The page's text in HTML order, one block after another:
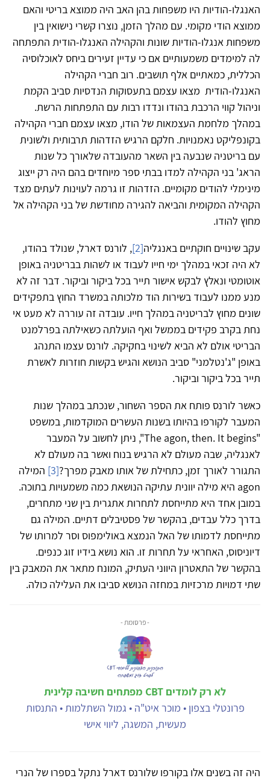
האנגלו-הודיות היו משפחות בהן האב היה ממוצא בריטי והאם
ממוצא הודי מקומי. עם מהלך הזמן, נוצרו קשרי נישואין בין
משפחות אנגלו-הודיות שונות והקהילה האנגלו-הודית התפתחה
לה למימדים משמעותיים אם כי עדיין זעירים ביחס לאוכלוסיה
הכללית, כמאתיים אלף תושבים. רוב חברי הקהילה
האנגלו-הודית מצאו עצמם בתעסוקות הנדסיות סביב הקמת
וניהול קווי הרכבת בהודו ונדדו רבות עם התפתחות הרשת.
במהלך מלחמת העצמאות של הודו, מצאו עצמם חברי הקהילה
בקונפליקט נאמנויות. חלקם הרגיש הזדהות תרבותית ולשונית
עם בריטניה שנבעה בין השאר מהעובדה שלאורך כל שנות
הראג' בני הקהילה למדו בבתי ספר מיוחדים בהם היה רק ייצוג
מינימלי להודים מקומיים. הזדהות זו גרמה לעוינות לעתים מצד
הקהילה המקומית והביאה להגירה מחודשת של בני הקהילה אל
מחוץ להודו.
עקב שינויים חוקתיים באנגליה[2]
, לורנס דארל, שנולד בהודו,
לא היה זכאי במהלך ימי חייו לעבוד או לשהות בבריטניה באופן
אוטומטי ונאלץ לבקש אישור תייר בכל ביקור וביקור. דבר זה לא
מנע ממנו לעבוד בשירות הוד מלכותה במשרד החוץ בתפקידים
שונים מחוץ לבריטניה במהלך חייו. עובדה זה עוררה לא מעט אי
נחת בקרב פקידים בממשל ואף הועלתה כשאילתה בפרלמנט
הבריטי אולם לא הביא לשינוי בחקיקה. לורנס עצמו התנהג
באופן "ג'נטלמני" סביב הנושא והגיש בקשות חוזרות לאשרת
תייר בכל ביקור וביקור.
כאשר לורנס פותח את הספר השחור, שנכתב במהלך שנות
המעבר לקורפו בהיותו בשנות העשרים המוקדמות, במשפט
"The agon, then. It begins", ניתן לחשוב על המעבר
לאנגליה, שבה מעולם לא הרגיש בנוח ואשר בה מעולם לא
התגורר לאורך זמן, כתחילת של אותו מאבק מפרך?[3]
המילה
agon היא מילה יוונית עתיקה הנושאת כמה משמעויות בתוכה.
במובן אחד היא מתייחסת לתחרות אתגרית בין שני מתחרים,
בדרך כלל עבדים, בהקשר של פסטיבלים דתיים. המילה גם
מתייחסת לדמותו של האל הנמצא באולימפוס וסר למרותו של
דיוניסוס, האחראי על תחרות זו. הוא נושא בידיו זוג כנפים.
בהקשר של התאטרון היווני העתיק, המונח מתאר את המאבק בין
שתי דמויות מרכזיות במחזה הנושא סביבו את העלילה כולה.
- פרסומת -
לא רק לומדים CBT מפתחים חשיבה קלינית
פרונטלי בצפון • מוכר איט"ה • גמול השתלמות • התנסות
מעשית, המשגה, ליווי אישי
היה זה בשנים אלו בקורפו שלורנס דארל נתקל בספרו של הנרי